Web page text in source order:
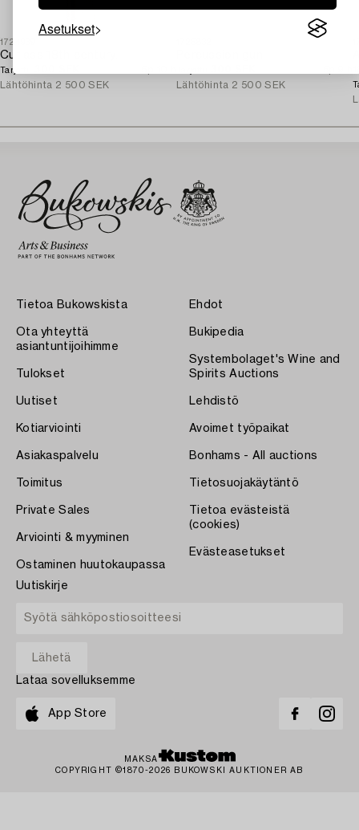
Asetukset
1724939
Cutlass 18th century.
Tarjottu
Lähtöhinta 2 500 SEK
Lähtöhinta 2 500 SEK
Tietoa Bukowskista
Ota yhteyttä
asiantuntijoihimme
Tulokset
Uutiset
Kotiarviointi
Asiakaspalvelu
Toimitus
Private Sales
Arviointi & myyminen
Ostaminen huutokaupassa
Ehdot
Bukipedia
Systembolaget's Wine and
Spirits Auctions
Lehdistö
Avoimet työpaikat
Bonhams - All auctions
Tietosuojakäytäntö
Tietoa evästeistä
(cookies)
Evästeasetukset
Uutiskirje
Lataa sovelluksemme
App Store
MAKSA
COPYRIGHT ©1870-2026 BUKOWSKI AUKTIONER AB